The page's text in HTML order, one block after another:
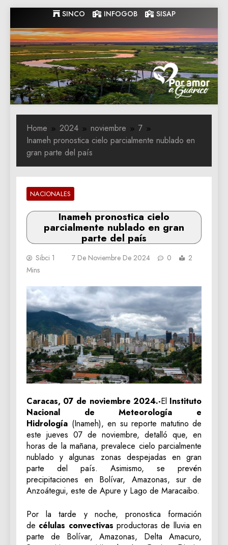
to
content
SINCO INFOGOB SISAP
Gobernacion
de Guarico
Gobernacion de Guarico
Home 2024 noviembre
7
Inameh pronostica cielo parcialmente nublado en
gran parte del país
NACIONALES
Inameh pronostica cielo
parcialmente nublado en gran
parte del país
Sibci 1 7 De Noviembre De 2024 0
2
Mins
Caracas, 07 de noviembre 2024.-El Instituto
Nacional de Meteorología e
Hidrología (Inameh), en su reporte matutino de
este jueves 07 de noviembre, detalló que, en
horas de la mañana, prevalece cielo parcialmente
nublado y algunas zonas despejadas en gran
parte del país. Asimismo, se prevén
precipitaciones en Bolívar, Amazonas, sur de
Anzoátegui, este de Apure y Lago de Maracaibo.
Por la tarde y noche, pronostica formación
de células convectivas productoras de lluvia en
parte de Bolívar, Amazonas, Delta Amacuro,